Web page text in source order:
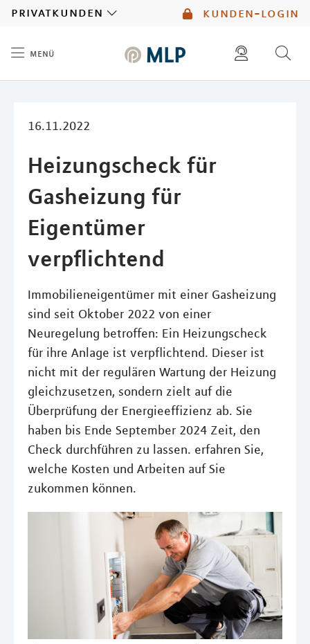
kunden-login
privatkunden
menü
16.11.2022
Heizungscheck für
Gasheizung für
Eigentümer
verpflichtend
Immobilieneigentümer mit einer Gasheizung
sind seit Oktober 2022 von einer
Neuregelung betroffen: Ein Heizungscheck
für ihre Anlage ist verpflichtend. Dieser ist
nicht mit der regulären Wartung der Heizung
gleichzusetzen, sondern zielt auf die
Überprüfung der Energieeffizienz ab. Sie
haben bis Ende September 2024 Zeit, den
Check durchführen zu lassen. erfahren Sie,
welche Kosten und Arbeiten auf Sie
zukommen können.